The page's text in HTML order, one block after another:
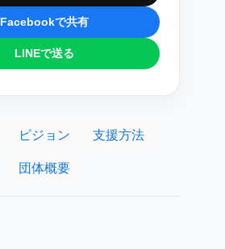
Facebookで共有
LINEで送る
ビジョン 支援方法
団体概要